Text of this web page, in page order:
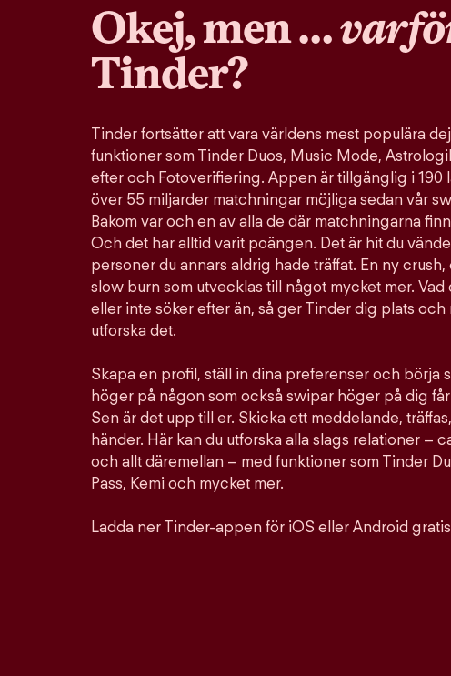
Okej, men …
Tinder?
Tinder fortsätter att vara världens mest populära
funktioner som Tinder Duos, Music Mode,
efter och Fotoverifiering. Appen är tillgänglig i 190
över 55 miljarder matchningar möjliga sedan vår
Bakom var och en av alla de där matchningarna
Och det har alltid varit poängen. Det är hit du
personer du annars aldrig hade träffat. En ny
slow burn som utvecklas till något mycket mer. Vad
eller inte söker efter än, så ger Tinder dig plats
utforska det.
Skapa en profil, ställ in dina preferenser och börja
höger på någon som också swipar höger på dig
Sen är det upp till er. Skicka ett meddelande,
händer. Här kan du utforska alla slags relationer –
och allt däremellan – med funktioner som Tinder
Pass, Kemi och mycket mer.
Ladda ner Tinder-appen för iOS eller Android